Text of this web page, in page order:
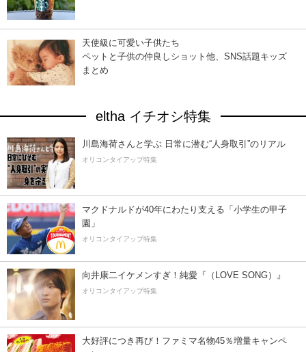
天使級に可愛い子供たち
ペットと子供の仲良しショット他、SNS話題キッズ
まとめ
eltha イチオシ特集
川島海荷さんと学ぶ 日常に潜む“人身取引”のリアル
オリコンタイアップ特集
マクドナルドが40年にわたり支える「小学生の甲子
園」
オリコンタイアップ特集
向井康二イケメンすぎ！純愛『（LOVE SONG）』
オリコンタイアップ特集
大好評につき再び！ファミマ名物45％増量キャンペ